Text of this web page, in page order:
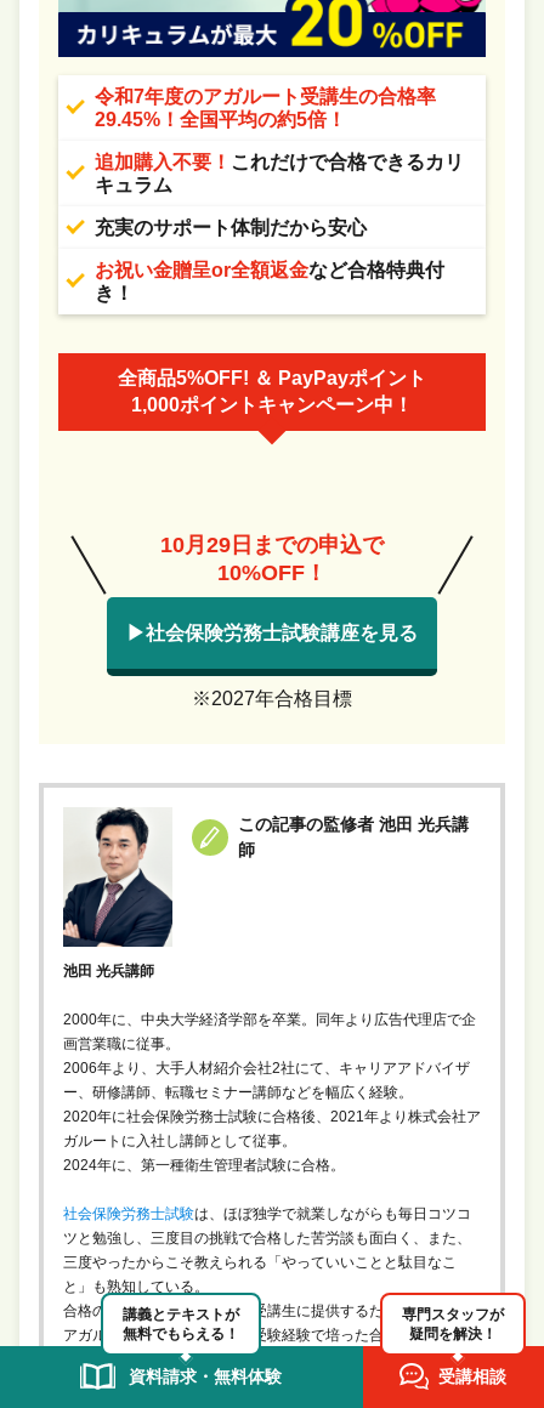
令和7年度のアガルート受講生の合格率
29.45%！全国平均の約5倍！
追加購入不要！ これだけで合格できるカリ
キュラム
充実のサポート体制だから安心
お祝い金贈呈or全額返金など合格特典付
き！
全商品5%OFF! ＆ PayPayポイント
1,000ポイントキャンペーン中！
10月29日までの申込で
10%OFF！
▶社会保険労務士試験講座を見る
※2027年合格目標
この記事の監修者 池田 光兵講
師
池田 光兵講師
2000年に、中央大学経済学部を卒業。同年より広告代理店で企
画営業職に従事。
2006年より、大手人材紹介会社2社にて、キャリアアドバイザ
ー、研修講師、転職セミナー講師などを幅広く経験。
2020年に社会保険労務士試験に合格後、2021年より株式会社ア
ガルートに入社し講師として従事。
2024年に、第一種衛生管理者試験に合格。
社会保険労務士試験は、ほぼ独学で就業しながらも毎日コツコ
ツと勉強し、三度目の挑戦で合格した苦労談も面白く、また、
三度やったからこそ教えられる「やっていいことと駄目なこ
と」も熟知している。
合格のノウハウをより多くの受講生に提供するため，株式会社
アガルートへ入社後は自らの受験経験で培った合格のノウハウ
を余すところなく提供する。
講義とテキストが
無料でもらえる！
資料請求・無料体験
専門スタッフが
疑問を解決！
受講相談